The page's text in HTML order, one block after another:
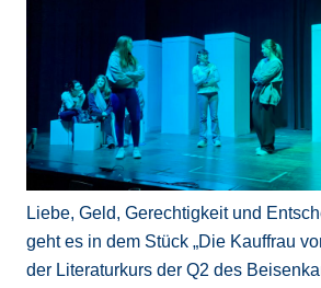
Liebe, Geld, Gerechtigkeit und
geht es in dem Stück „Die Kauffrau
der Literaturkurs der Q2 des